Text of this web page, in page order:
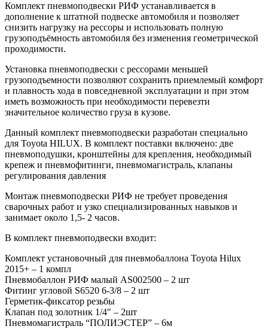
Комплект пневмоподвески РИФ устанавливается в
дополнение к штатной подвеске автомобиля и позволяет
снизить нагрузку на рессоры и использовать полную
грузоподъёмность автомобиля без изменения геометрической
проходимости.
Установка пневмоподвески с рессорами меньшей
грузоподъемности позволяют сохранить приемлемый комфорт
и плавность хода в повседневной эксплуатации и при этом
иметь возможность при необходимости перевезти
значительное количество груза в кузове.
Данный комплект пневмоподвески разработан специально
для Toyota HILUX. В комплект поставки включено: две
пневмоподушки, кронштейны для крепления, необходимый
крепеж и пневмофитинги, пневмомагистраль, клапаны
регулирования давления
Монтаж пневмоподвески РИФ не требует проведения
сварочных работ и узко специализированных навыков и
занимает около 1,5- 2 часов.
В комплект пневмоподвески входит:
Комплект установочный для пневмобаллона Toyota Hilux
2015+ – 1 компл
Пневмобаллон РИФ малый AS002500 – 2 шт
Фитинг угловой S6520 6-3/8 – 2 шт
Герметик-фиксатор резьбы
Клапан под золотник 1/4″ – 2шт
Пневмомагистраль “ПОЛИЭСТЕР” – 6м